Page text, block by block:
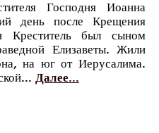
Господня Иоанна
день после Крещения
Креститель был сыном
Елизаветы. Жили
на юг от Иерусалима.
Далее...